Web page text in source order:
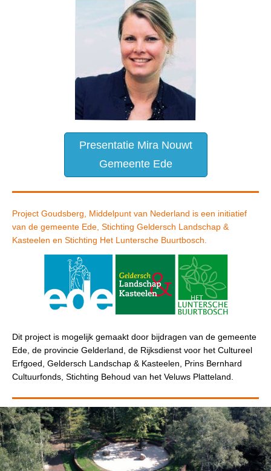
Presentatie Mira Nouwt
Gemeente Ede
Project Goudsberg, Middelpunt van Nederland is een initiatief
van de gemeente Ede, Stichting Geldersch Landschap &
Kasteelen en Stichting Het Luntersche Buurtbosch.
Dit project is mogelijk gemaakt door bijdragen van de gemeente
Ede, de provincie Gelderland, de Rijksdienst voor het Cultureel
Erfgoed, Geldersch Landschap & Kasteelen, Prins Bernhard
Cultuurfonds, Stichting Behoud van het Veluws Platteland.